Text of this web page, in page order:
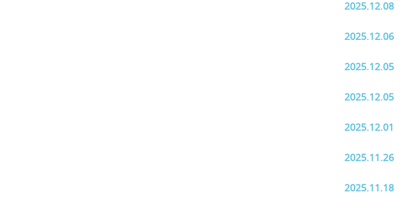
2025.12.08
2025.12.06
2025.12.05
2025.12.05
2025.12.01
2025.11.26
2025.11.18